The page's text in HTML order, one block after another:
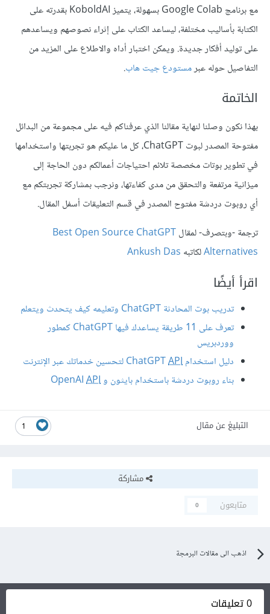
مع برنامج Google Colab بسهولة، يتميز KoboldAI بقدرته على
الكتابة بأساليب مختلفة، ليساعد الكتاب على إثراء نصوصهم ويساعدهم
على توليد أفكار جديدة. ويمكن اختبار أداه والاطلاع على المزيد من
التفاصيل حوله عبرمستودع جيت هاب.
الخاتمة
بهذا نكون وصلنا لنهاية مقالنا الذي عرفناكم فيه على مجموعة من البدائل
مفتوحة المصدر لبوت ChatGPT، كل ما عليكم هو تجربتها واستخدامها
في تطوير بوتات مخصصة تلائم احتياجات أعمالكم دون الحاجة إلى
ميزانية مرتفعة والتحقق من مدى كفاءتها، ونرجب بمشاركة تجربتكم مع
أي روبوت دردشة مفتوح المصدر في قسم التعليقات أسفل المقال.
ترجمة -وبتصرف- لمقالBest Open Source ChatGPT
Alternativesلكاتبه Ankush Das
اقرأ أيضًا
تدريب بوت المحادثة ChatGPT وتعليمه كيف يتحدث ويتعلم
تعرف على 11 طريقة يساعدك فيها ChatGPT كمطور
ووردبريس
دليل استخدام ChatGPTAPI
لتحسين خدماتك عبر الإنترنت
بناء روبوت دردشة باستخدام بايثون و OpenAIAPI
1 التبليغ عن مقال
مشاركة
متابعون
0
اذهب الى مقالات البرمجة
0 تعليقات